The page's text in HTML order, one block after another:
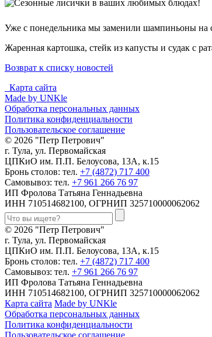
Уже с понедельника мы заменили шампиньоны
Жаренная картошка, стейк из капусты и судак с
Возврат к списку новостей
Карта сайта
Made by UNKle
Обработка персональных данных
Политика конфиденциальности
Пользовательское соглашение
© 2026 "Петр Петрович"
г. Тула, ул. Первомайская
ЦПКиО им. П.П. Белоусова, 13А, к.15
Бронь столов: тел. +7 (4872) 717 400
Самовывоз: тел. +7 961 266 76 97
ИП Фролова Татьяна Геннадьевна
ИНН 710514682100, ОГРНИП 325710000062062
© 2026 "Петр Петрович"
г. Тула, ул. Первомайская
ЦПКиО им. П.П. Белоусова, 13А, к.15
Бронь столов: тел. +7 (4872) 717 400
Самовывоз: тел. +7 961 266 76 97
ИП Фролова Татьяна Геннадьевна
ИНН 710514682100, ОГРНИП 325710000062062
Карта сайта Made by UNKle
Обработка персональных данных
Политика конфиденциальности
Пользовательское соглашение